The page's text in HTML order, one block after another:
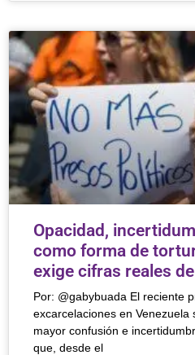
Opacidad,
como forma de
exige cifras reales
Por: @gabybuada El reciente
excarcelaciones en
mayor confusión e
que, desde el